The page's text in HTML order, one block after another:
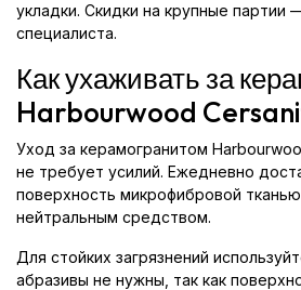
укладки. Скидки на крупные партии
специалиста.
Как ухаживать за
Harbourwood
Уход за керамогранитом
не требует усилий. Ежедневно
поверхность микрофибровой
нейтральным средством.
Для стойких загрязнений
абразивы не нужны, так как